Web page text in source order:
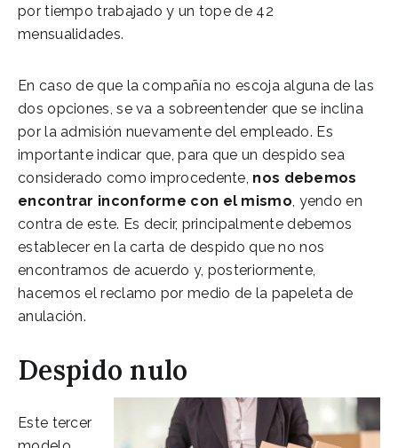
por tiempo trabajado y un tope de 42
mensualidades.
En caso de que la compañía no escoja alguna de las
dos opciones, se va a sobreentender que se inclina
por la admisión nuevamente del empleado. Es
importante indicar que, para que un despido sea
considerado como improcedente, nos debemos
encontrar inconforme con el mismo, yendo en
contra de este. Es decir, principalmente debemos
establecer en la carta de despido que no nos
encontramos de acuerdo y, posteriormente,
hacemos el reclamo por medio de la papeleta de
anulación.
Despido nulo
Este tercer